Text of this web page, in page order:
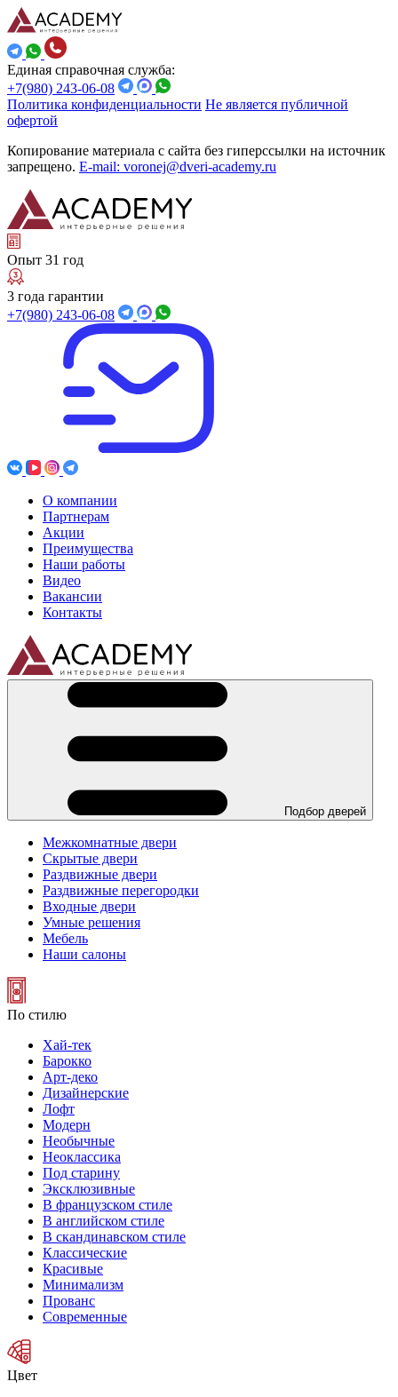
Единая справочная служба:
+7(980) 243-06-08
Политика конфиденциальности Не является публичной
офертой
Копирование материала с сайта без гиперссылки на источник
запрещено. E-mail: voronej@dveri-academy.ru
Опыт 31 год
3 года гарантии
+7(980) 243-06-08
О компании
Партнерам
Акции
Преимущества
Наши работы
Видео
Вакансии
Контакты
Подбор дверей
Межкомнатные двери
Скрытые двери
Раздвижные двери
Раздвижные перегородки
Входные двери
Умные решения
Мебель
Наши салоны
По стилю
Хай-тек
Барокко
Арт-деко
Дизайнерские
Лофт
Модерн
Необычные
Неоклассика
Под старину
Эксклюзивные
В французском стиле
В английском стиле
В скандинавском стиле
Классические
Красивые
Минимализм
Прованс
Современные
Цвет